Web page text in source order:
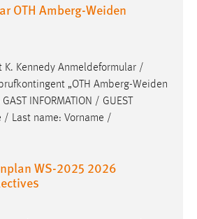
OTH Amberg-Weiden
K. Kennedy Anmeldeformular /
„OTH Amberg-Weiden
INFORMATION / GUEST
/ Last name: Vorname /
WS-2025 2026